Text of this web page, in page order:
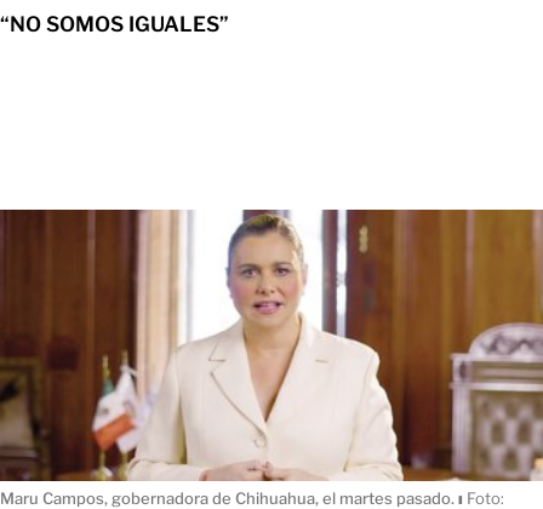
“NO SOMOS IGUALES”
Maru Campos, gobernadora de Chihuahua, el martes pasado. ı Foto: